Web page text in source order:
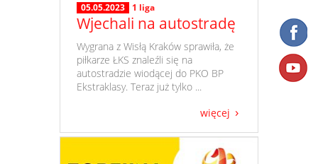
05.05.2023 1 liga
Wjechali na autostradę
​ Wygrana z Wisłą Kraków sprawiła, że
piłkarze ŁKS znaleźli się na
autostradzie wiodącej do PKO BP
Ekstraklasy. Teraz już tylko ...
więcej